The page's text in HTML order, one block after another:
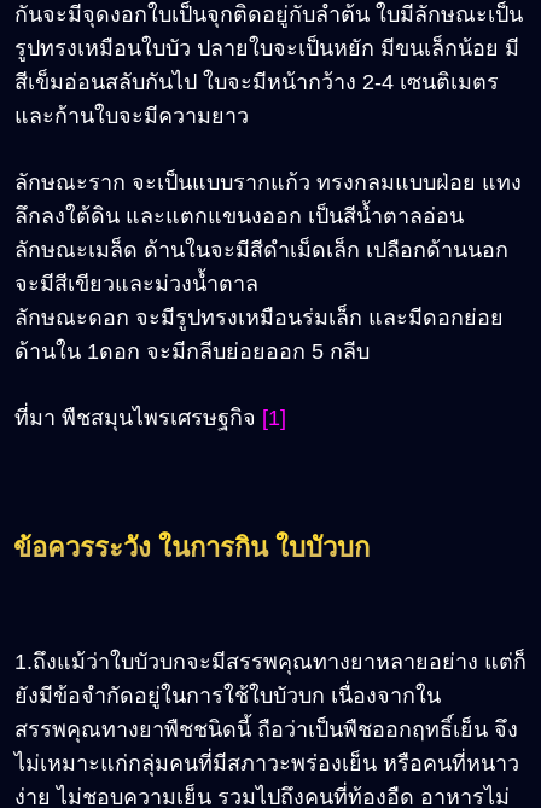
กันจะมีจุดงอกใบเป็นจุกติดอยู่กับลำต้น ใบมีลักษณะเป็น
รูปทรงเหมือนใบบัว ปลายใบจะเป็นหยัก มีขนเล็กน้อย มี
สีเข็มอ่อนสลับกันไป ใบจะมีหน้ากว้าง 2-4 เซนติเมตร
และก้านใบจะมีความยาว
ลักษณะราก จะเป็นแบบรากแก้ว ทรงกลมแบบฝ่อย แทง
ลึกลงใต้ดิน และแตกแขนงออก เป็นสีน้ำตาลอ่อน
ลักษณะเมล็ด ด้านในจะมีสีดำเม็ดเล็ก เปลือกด้านนอก
จะมีสีเขียวและม่วงน้ำตาล
ลักษณะดอก จะมีรูปทรงเหมือนร่มเล็ก และมีดอกย่อย
ด้านใน 1ดอก จะมีกลีบย่อยออก 5 กลีบ
ที่มา พืชสมุนไพรเศรษฐกิจ [1]
ข้อควรระวัง ในการกิน ใบบัวบก
1.ถึงแม้ว่าใบบัวบกจะมีสรรพคุณทางยาหลายอย่าง แต่ก็
ยังมีข้อจำกัดอยู่ในการใช้ใบบัวบก เนื่องจากใน
สรรพคุณทางยาพืชชนิดนี้ ถือว่าเป็นพืชออกฤทธิ์เย็น จึง
ไม่เหมาะแก่กลุ่มคนที่มีสภาวะพร่องเย็น หรือคนที่หนาว
ง่าย ไม่ชอบความเย็น รวมไปถึงคนที่ท้องอืด อาหารไม่